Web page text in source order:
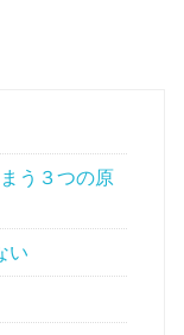
う３つの原
い